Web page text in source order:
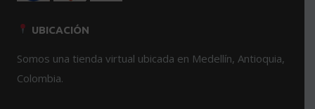
UBICACIÓN
Somos una tienda virtual ubicada en Medellín, Antioquia,
Colombia.